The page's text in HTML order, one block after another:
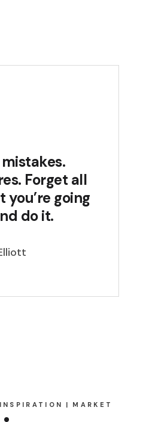
Forget all
going
do it.
INSPIRATION MARKET